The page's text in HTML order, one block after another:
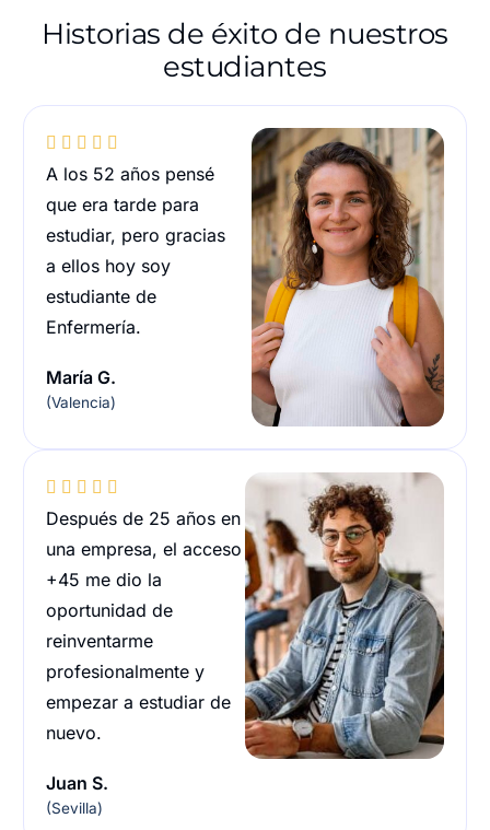
Historias de éxito de nuestros
estudiantes
    
A los 52 años pensé
que era tarde para
estudiar, pero gracias
a ellos hoy soy
estudiante de
Enfermería.
María G.
(Valencia)
    
Después de 25 años en
una empresa, el acceso
+45 me dio la
oportunidad de
reinventarme
profesionalmente y
empezar a estudiar de
nuevo.
Juan S.
(Sevilla)